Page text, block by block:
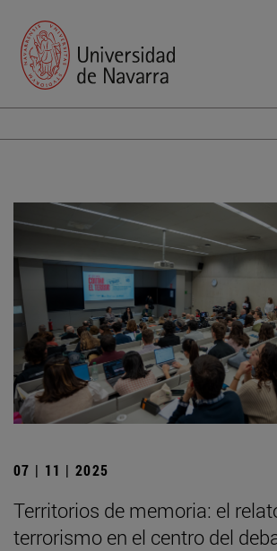
07 | 11 | 2025
Territorios de memoria: el
terrorismo en el centro del